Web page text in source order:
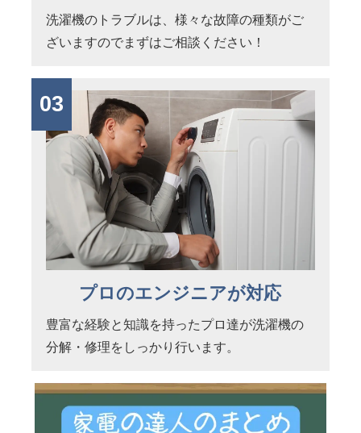
洗濯機のトラブルは、様々な故障の種類がご
ざいますのでまずはご相談ください！
03
プロのエンジニアが対応
豊富な経験と知識を持ったプロ達が洗濯機の
分解・修理をしっかり行います。